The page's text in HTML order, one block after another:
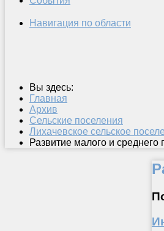
Навигация по области
Вы здесь:
Главная
Архив
Сельские поселения
Лихачевское сельское
Развитие малого и среднего